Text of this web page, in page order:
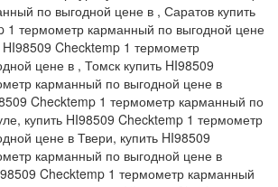
по выгодной цене в , Саратов купить
1 термометр карманный по выгодной цене
HI98509 Checktemp 1 термометр
цене в , Томск купить HI98509
карманный по выгодной цене в
Checktemp 1 термометр карманный по
купить HI98509 Checktemp 1 термометр
цене в Твери, купить HI98509
карманный по выгодной цене в
Checktemp 1 термометр карманный